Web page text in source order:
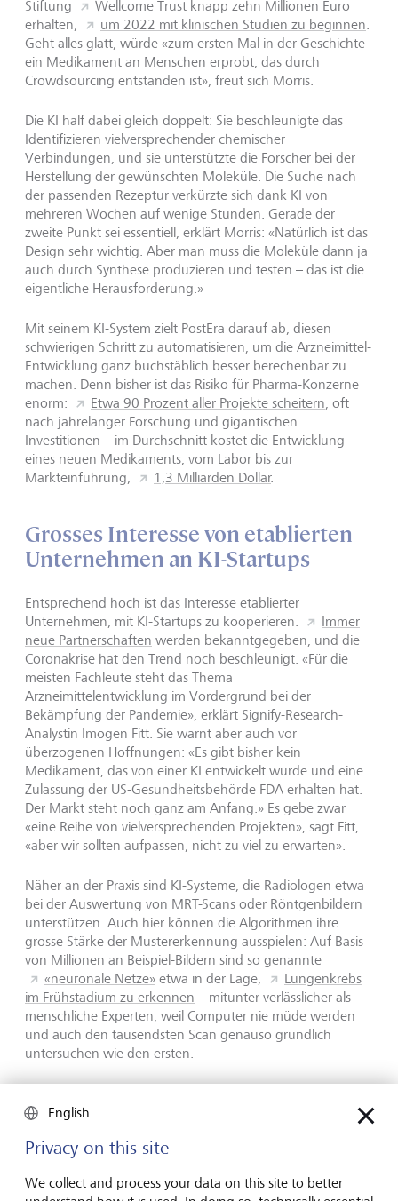
Stiftung
Wellcome Trust knapp zehn Millionen Euro
erhalten,
um 2022 mit klinischen Studien zu beginnen.
Geht alles glatt, würde «zum ersten Mal in der Geschichte
ein Medikament an Menschen erprobt, das durch
Crowdsourcing entstanden ist», freut sich Morris.
Die KI half dabei gleich doppelt: Sie beschleunigte das
Identifizieren vielversprechender chemischer
Verbindungen, und sie unterstützte die Forscher bei der
Herstellung der gewünschten Moleküle. Die Suche nach
der passenden Rezeptur verkürzte sich dank KI von
mehreren Wochen auf wenige Stunden. Gerade der
zweite Punkt sei essentiell, erklärt Morris: «Natürlich ist das
Design sehr wichtig. Aber man muss die Moleküle dann ja
auch durch Synthese produzieren und testen – das ist die
eigentliche Herausforderung.»
Mit seinem KI-System zielt PostEra darauf ab, diesen
schwierigen Schritt zu automatisieren, um die Arzneimittel-
Entwicklung ganz buchstäblich besser berechenbar zu
machen. Denn bisher ist das Risiko für Pharma-Konzerne
enorm:
Etwa 90 Prozent aller Projekte scheitern, oft
nach jahrelanger Forschung und gigantischen
Investitionen – im Durchschnitt kostet die Entwicklung
eines neuen Medikaments, vom Labor bis zur
Markteinführung,
1,3 Milliarden Dollar.
Grosses Interesse von etablierten
Unternehmen an KI-Startups
Entsprechend hoch ist das Interesse etablierter
Unternehmen, mit KI-Startups zu kooperieren.
Immer
neue Partnerschaften werden bekanntgegeben, und die
Coronakrise hat den Trend noch beschleunigt. «Für die
meisten Fachleute steht das Thema
Arzneimittelentwicklung im Vordergrund bei der
Bekämpfung der Pandemie», erklärt Signify-Research-
Analystin Imogen Fitt. Sie warnt aber auch vor
überzogenen Hoffnungen: «Es gibt bisher kein
Medikament, das von einer KI entwickelt wurde und eine
Zulassung der US-Gesundheitsbehörde FDA erhalten hat.
Der Markt steht noch ganz am Anfang.» Es gebe zwar
«eine Reihe von vielversprechenden Projekten», sagt Fitt,
«aber wir sollten aufpassen, nicht zu viel zu erwarten».
Näher an der Praxis sind KI-Systeme, die Radiologen etwa
bei der Auswertung von MRT-Scans oder Röntgenbildern
unterstützen. Auch hier können die Algorithmen ihre
grosse Stärke der Mustererkennung ausspielen: Auf Basis
von Millionen an Beispiel-Bildern sind so genannte
«neuronale Netze» etwa in der Lage,
Lungenkrebs
im Frühstadium zu erkennen – mitunter verlässlicher als
menschliche Experten, weil Computer nie müde werden
und auch den tausendsten Scan genauso gründlich
untersuchen wie den ersten.
Forschung in der Radiologie
besonders weit
«In der Radiologie sehen wir bereits, dass künstliche
Intelligenz in der Medizin echten Nutzen bringen kann»,
English
Privacy on this site
We collect and process your data on this site to better